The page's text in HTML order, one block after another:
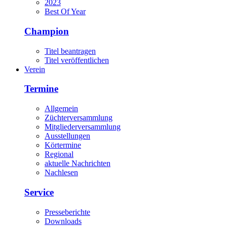
2023
Best Of Year
Champion
Titel beantragen
Titel veröffentlichen
Verein
Termine
Allgemein
Züchterversammlung
Mitgliederversammlung
Ausstellungen
Körtermine
Regional
aktuelle Nachrichten
Nachlesen
Service
Presseberichte
Downloads